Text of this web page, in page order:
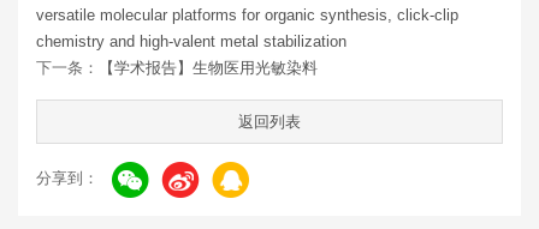
versatile molecular platforms for organic synthesis, click-clip
chemistry and high-valent metal stabilization
下一条：
【学术报告】生物医用光敏染料
返回列表
分享到：